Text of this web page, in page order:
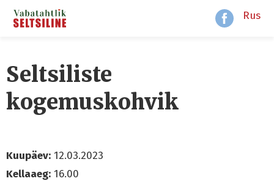
Rus
Seltsiliste
kogemuskohvik
Kuupäev: 12.03.2023
Kellaaeg: 16.00